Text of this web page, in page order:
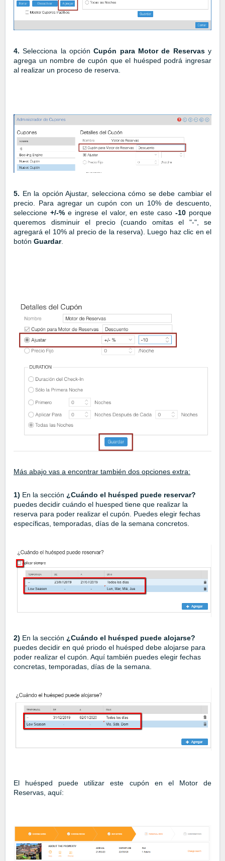
4. Selecciona la opciónCupón para Motor de Reservasy
agrega un nombre de cupón que el huésped podrá ingresar
al realizar un proceso de reserva.
5. En la opción Ajustar, selecciona cómo se debe cambiar el
precio. Para agregar un cupón con un 10% de descuento,
seleccione +/-%e ingrese el valor, en este caso-10 porque
queremos disminuir el precio (cuando omitas el "-", se
agregará el 10% al precio de la reserva). Luego haz clic en el
botón Guardar.
Más abajo vas a encontrar también dos opciones extra:
1) En la sección ¿Cuándo el huésped puede reservar?
puedes decidir cuándo el huesped tiene que realizar la
reserva para poder realizar el cupón. Puedes elegir fechas
específicas, temporadas, días de la semana concretos.
2) En la sección ¿Cuándo el huésped puede alojarse?
puedes decidir en qué priodo el huésped debe alojarse para
poder realizar el cupón. Aquí también puedes elegir fechas
concretas, temporadas, días de la semana.
El huésped puede utilizar este cupón en el Motor de
Reservas, aquí: